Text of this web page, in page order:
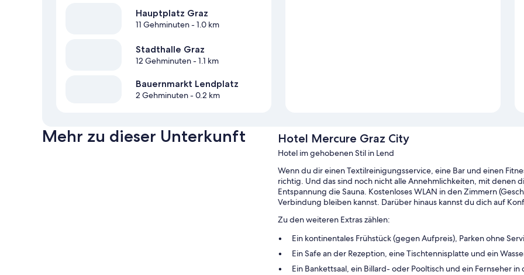
Hauptplatz Graz
11 Gehminuten- 1.0 km
Stadthalle Graz
12 Gehminuten- 1.1 km
Bauernmarkt Lendplatz
2 Gehminuten- 0.2 km
Mehr zu dieser Unterkunft Hotel Mercure Graz City
Hotel im gehobenen Stil in Lend
Wenn du dir einen Textilreinigungsservice, eine Bar und einen
richtig. Und das sind noch nicht alle Annehmlichkeiten, mit denen
Entspannung die Sauna. Kostenloses WLAN in den Zimmern
Verbindung bleiben kannst. Darüber hinaus kannst du dich auf
Zu den weiteren Extras zählen:
Ein kontinentales Frühstück (gegen Aufpreis), Parken ohne
Ein Safe an der Rezeption, eine Tischtennisplatte und ein
Ein Bankettsaal, ein Billard- oder Pooltisch und ein Fernseher in